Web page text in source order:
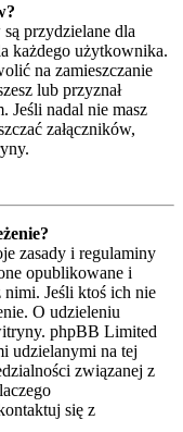
przydzielane dla
każdego użytkownika.
na zamieszczanie
lub przyznał
Jeśli nadal nie masz
załączników,
zasady i regulaminy
opublikowane i
nimi. Jeśli ktoś ich nie
O udzieleniu
phpBB Limited
udzielanymi na tej
związanej z
się z